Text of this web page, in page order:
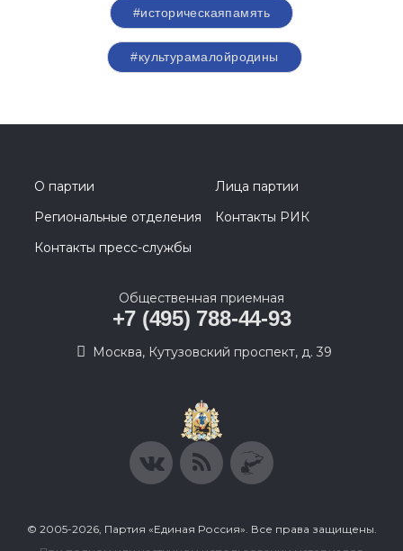
#историческаяпамять
#культурамалойродины
О партии
Лица партии
Региональные отделения
Контакты РИК
Контакты пресс-службы
Общественная приемная
+7 (495) 788-44-93
Москва, Кутузовский проспект, д. 39
© 2005-2026, Партия «Единая Россия». Все права защищены.